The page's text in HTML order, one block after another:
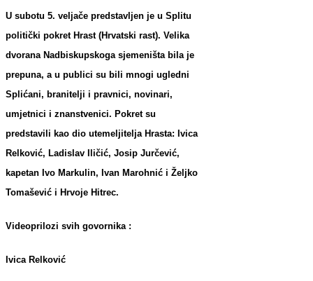
U subotu 5. veljače predstavljen je u Splitu
politički pokret Hrast (Hrvatski rast). Velika
dvorana Nadbiskupskoga sjemeništa bila je
prepuna, a u publici su bili mnogi ugledni
Splićani, branitelji i pravnici, novinari,
umjetnici i znanstvenici. Pokret su
predstavili kao dio utemeljitelja Hrasta: Ivica
Relković, Ladislav Iličić, Josip Jurčević,
kapetan Ivo Markulin, Ivan Marohnić i Željko
Tomašević i Hrvoje Hitrec.
Videoprilozi svih govornika :
Ivica Relković